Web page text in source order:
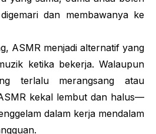
dan membawanya ke
ASMR menjadi alternatif yang
ketika bekerja. Walaupun
terlalu merangsang atau
kekal lembut dan halus—
dalam kerja mendalam